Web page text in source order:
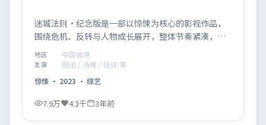
迷城法则·纪念版是一部以惊悚为核心的影视作品，
围绕危机、反转与人物成长展开，整体节奏紧凑，值
得推荐观看。
地区 中国香港
主演
周迅 / 汤唯 / 张译 等
惊悚 · 2023 · 综艺
7.9万 4.3千 3年前